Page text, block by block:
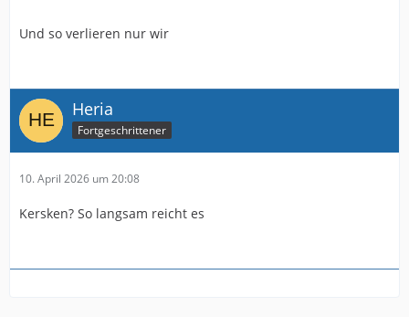
Und so verlieren nur wir
Heria
Fortgeschrittener
10. April 2026 um 20:08
Kersken? So langsam reicht es